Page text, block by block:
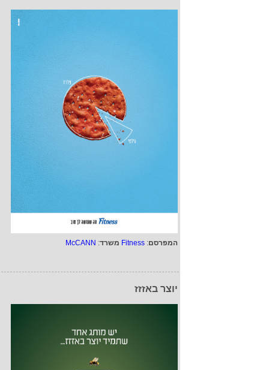
המפרסם:
Fitness משרד:
McCANN
יוצר באזזז